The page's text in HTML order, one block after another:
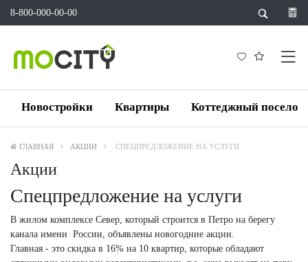
8-800-000-00-00
Новостройки Квартиры Коттеджный поселок
ГЛАВНАЯ АКЦИИ СПЕЦПРЕДЛОЖЕНИЕ НА УСЛУГИ
Акции
Спецпредложение на услуги
В жилом комплексе Север, который строится в Петро на берегу
канала имени России, объявлены новогодние акции.
Главная - это скидка в 16% на 10 квартир, которые обладают